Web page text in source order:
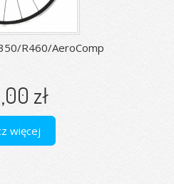
R460/AeroComp
zł
więcej